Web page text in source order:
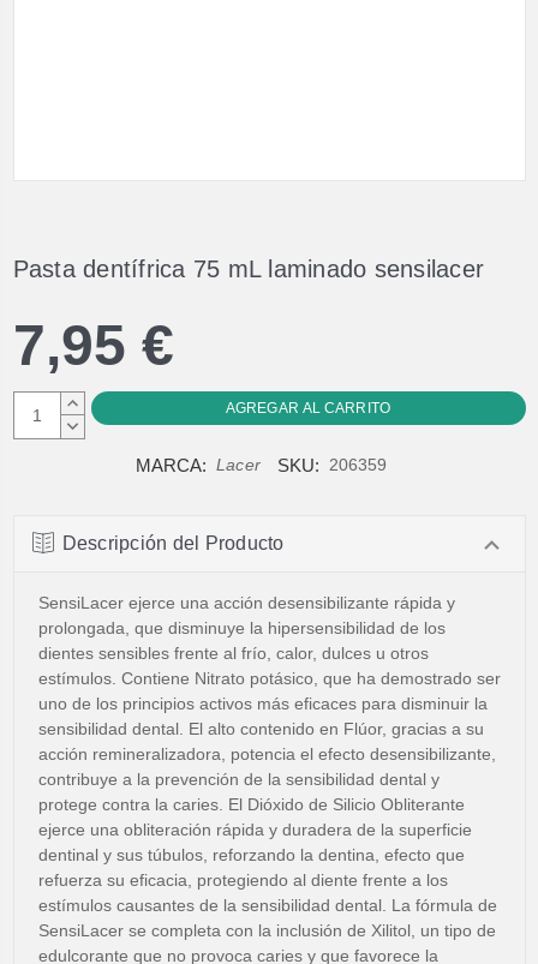
Pasta dentífrica 75 mL laminado sensilacer
7,95 €
AUMENTAR
CANTIDAD:
DISMINUIR
MARCA: Lacer SKU: 206359
Descripción del Producto
SensiLacer ejerce una acción desensibilizante rápida y
prolongada, que disminuye la hipersensibilidad de los
dientes sensibles frente al frío, calor, dulces u otros
estímulos. Contiene Nitrato potásico, que ha demostrado ser
uno de los principios activos más eficaces para disminuir la
sensibilidad dental. El alto contenido en Flúor, gracias a su
acción remineralizadora, potencia el efecto desensibilizante,
contribuye a la prevención de la sensibilidad dental y
protege contra la caries. El Dióxido de Silicio Obliterante
ejerce una obliteración rápida y duradera de la superficie
dentinal y sus túbulos, reforzando la dentina, efecto que
refuerza su eficacia, protegiendo al diente frente a los
estímulos causantes de la sensibilidad dental. La fórmula de
SensiLacer se completa con la inclusión de Xilitol, un tipo de
edulcorante que no provoca caries y que favorece la